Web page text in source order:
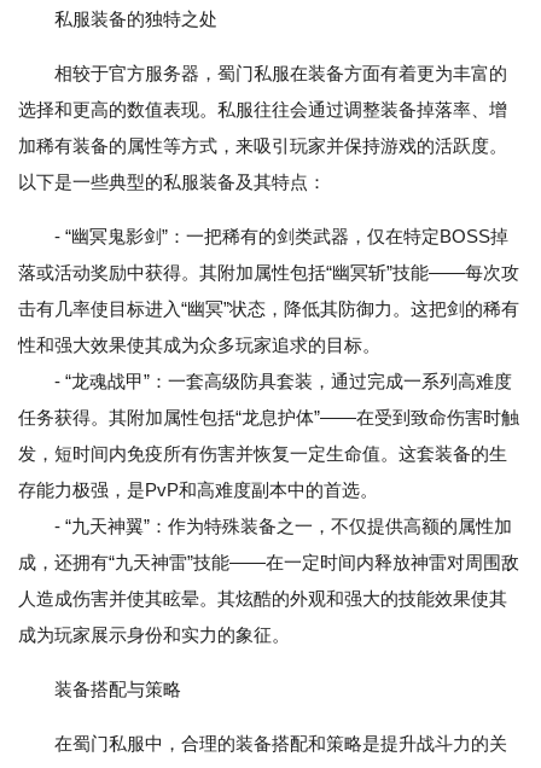
私服装备的独特之处
相较于官方服务器，蜀门私服在装备方面有着更为丰富的
选择和更高的数值表现。私服往往会通过调整装备掉落率、增
加稀有装备的属性等方式，来吸引玩家并保持游戏的活跃度。
以下是一些典型的私服装备及其特点：
- “幽冥鬼影剑”：一把稀有的剑类武器，仅在特定BOSS掉
落或活动奖励中获得。其附加属性包括“幽冥斩”技能——每次攻
击有几率使目标进入“幽冥”状态，降低其防御力。这把剑的稀有
性和强大效果使其成为众多玩家追求的目标。
- “龙魂战甲”：一套高级防具套装，通过完成一系列高难度
任务获得。其附加属性包括“龙息护体”——在受到致命伤害时触
发，短时间内免疫所有伤害并恢复一定生命值。这套装备的生
存能力极强，是PvP和高难度副本中的首选。
- “九天神翼”：作为特殊装备之一，不仅提供高额的属性加
成，还拥有“九天神雷”技能——在一定时间内释放神雷对周围敌
人造成伤害并使其眩晕。其炫酷的外观和强大的技能效果使其
成为玩家展示身份和实力的象征。
装备搭配与策略
在蜀门私服中，合理的装备搭配和策略是提升战斗力的关